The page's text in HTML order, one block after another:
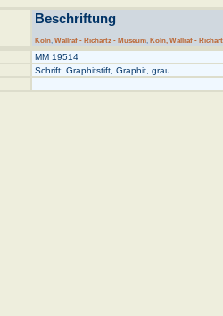
Beschriftung
Köln, Wallraf - Richartz - Museum, Köln, Wallraf -
MM 19514
Schrift: Graphitstift, Graphit, grau